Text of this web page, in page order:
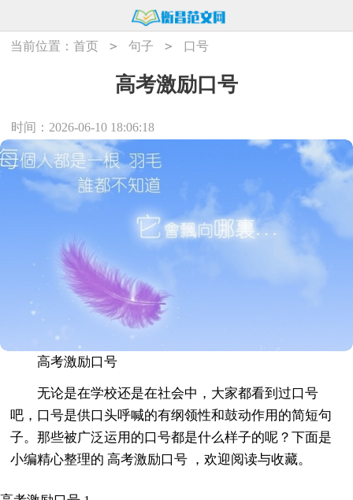
当前位置：首页 > 句子 > 口号
高考激励口号
时间：2026-06-10 18:06:18
高考激励口号
无论是在学校还是在社会中，大家都看到过口号
吧，口号是供口头呼喊的有纲领性和鼓动作用的简短句
子。那些被广泛运用的口号都是什么样子的呢？下面是
小编精心整理的 高考激励口号 ，欢迎阅读与收藏。